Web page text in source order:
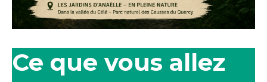
Ce que vous allez